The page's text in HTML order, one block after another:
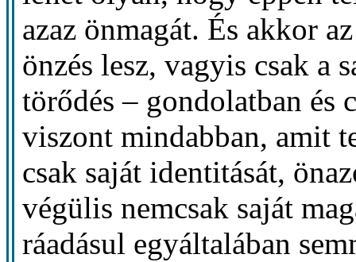
azaz önmagát. És akkor
önzés lesz, vagyis csak a
törődés – gondolatban és
viszont mindabban, amit
csak saját identitását,
végülis nemcsak saját
ráadásul egyáltalában